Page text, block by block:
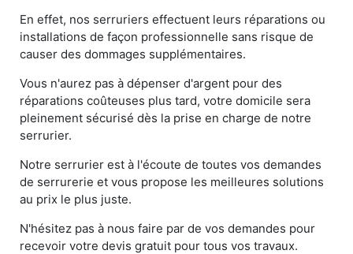
En effet, nos serruriers effectuent leurs réparations ou
installations de façon professionnelle sans risque de
causer des dommages supplémentaires.
Vous n'aurez pas à dépenser d'argent pour des
réparations coûteuses plus tard, votre domicile sera
pleinement sécurisé dès la prise en charge de notre
serrurier.
Notre serrurier est à l'écoute de toutes vos demandes
de serrurerie et vous propose les meilleures solutions
au prix le plus juste.
N'hésitez pas à nous faire par de vos demandes pour
recevoir votre devis gratuit pour tous vos travaux.